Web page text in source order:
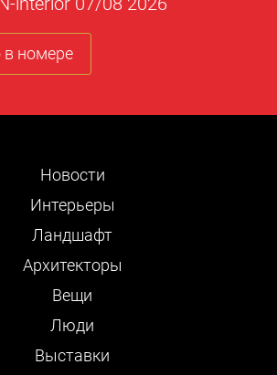
в номере
Новости
Интерьеры
Ландшафт
Архитекторы
Вещи
Люди
Выставки